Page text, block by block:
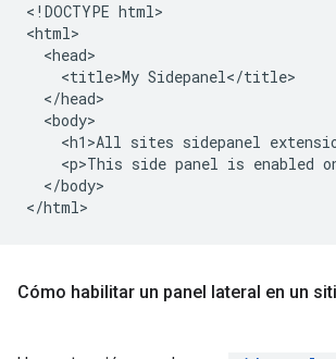
<!DOCTYPE html>
<html>
  <head>
    <title>My Sidepanel</title>
  </head>
  <body>
<h1>All sites sidepanel
<p>This side panel is enabled
  </body>
Cómo habilitar un panel lateral en un